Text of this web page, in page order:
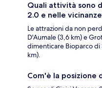
Quali attività sono
2.0 e nelle
Le attrazioni da non
D'Aumale (3,6 km) e
dimenticare Bioparco di
km).
Com'è la posizione